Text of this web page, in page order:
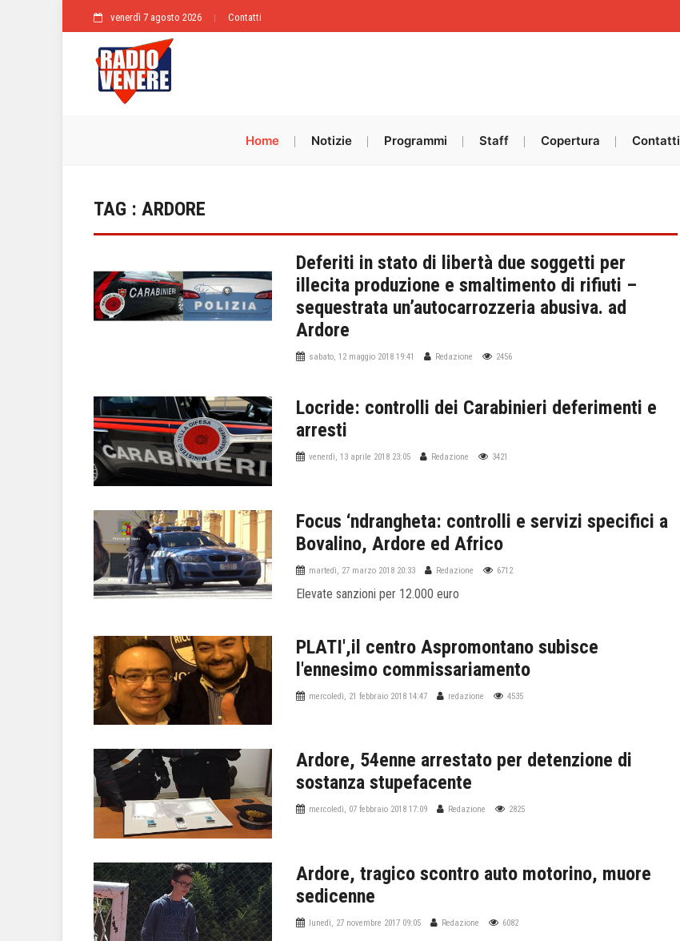
venerdì 7 agosto 2026 Contatti
Home Notizie Programmi Staff Copertura Contatti
TAG : ARDORE
Deferiti in stato di libertà due soggetti per
illecita produzione e smaltimento di rifiuti –
sequestrata un’autocarrozzeria abusiva. ad
Ardore
sabato, 12 maggio 2018 19:41 Redazione 2456
Locride: controlli dei Carabinieri deferimenti e
arresti
venerdì, 13 aprile 2018 23:05 Redazione 3421
Focus ‘ndrangheta: controlli e servizi specifici a
Bovalino, Ardore ed Africo
martedì, 27 marzo 2018 20:33 Redazione 6712
Elevate sanzioni per 12.000 euro
PLATI',il centro Aspromontano subisce
l'ennesimo commissariamento
mercoledì, 21 febbraio 2018 14:47 redazione 4535
Ardore, 54enne arrestato per detenzione di
sostanza stupefacente
mercoledì, 07 febbraio 2018 17:09 Redazione 2825
Ardore, tragico scontro auto motorino, muore
sedicenne
lunedì, 27 novembre 2017 09:05 Redazione 6082